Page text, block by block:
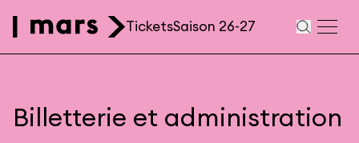
Navigation
TicketsSaison 26-27
Billetterie et administration